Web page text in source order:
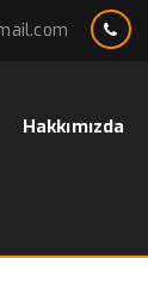
Hakkımızda